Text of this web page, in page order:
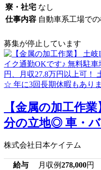
寮・社宅 なし
仕事内容 自動車系工場で
募集が停止しています
【金属の加工作
分の立地◎ 車・
株式会社日本ケイテム
給与 月収例278,000円